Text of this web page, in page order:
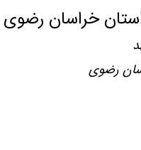
خراسان رضوی
رضوی